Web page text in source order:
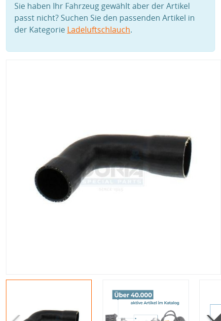
Sie haben Ihr Fahrzeug gewählt aber der Artikel
passt nicht? Suchen Sie den passenden Artikel in
der Kategorie Ladeluftschlauch.